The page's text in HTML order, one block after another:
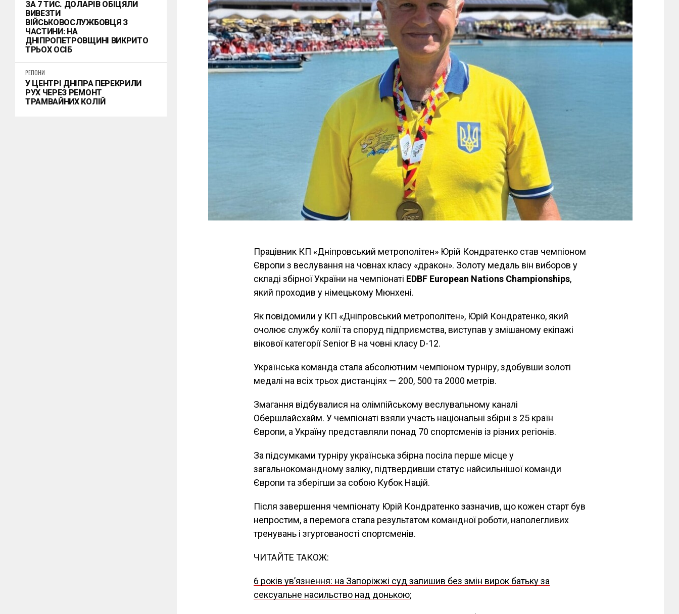
ЗА 7 ТИС. ДОЛАРІВ ОБІЦЯЛИ
ВИВЕЗТИ
ВІЙСЬКОВОСЛУЖБОВЦЯ З
ЧАСТИНИ: НА
ДНІПРОПЕТРОВЩИНІ ВИКРИТО
ТРЬОХ ОСІБ
РЕГІОНИ
У ЦЕНТРІ ДНІПРА ПЕРЕКРИЛИ
РУХ ЧЕРЕЗ РЕМОНТ
ТРАМВАЙНИХ КОЛІЙ
Працівник КП «Дніпровський метрополітен» Юрій Кондратенко став чемпіоном
Європи з веслування на човнах класу «дракон». Золоту медаль він виборов у
складі збірної України на чемпіонаті EDBF European Nations Championships,
який проходив у німецькому Мюнхені.
Як повідомили у КП «Дніпровський метрополітен», Юрій Кондратенко, який
очолює службу колії та споруд підприємства, виступав у змішаному екіпажі
вікової категорії Senior B на човні класу D-12.
Українська команда стала абсолютним чемпіоном турніру, здобувши золоті
медалі на всіх трьох дистанціях — 200, 500 та 2000 метрів.
Змагання відбувалися на олімпійському веслувальному каналі
Обершлайсхайм. У чемпіонаті взяли участь національні збірні з 25 країн
Європи, а Україну представляли понад 70 спортсменів із різних регіонів.
За підсумками турніру українська збірна посіла перше місце у
загальнокомандному заліку, підтвердивши статус найсильнішої команди
Європи та зберігши за собою Кубок Націй.
Після завершення чемпіонату Юрій Кондратенко зазначив, що кожен старт був
непростим, а перемога стала результатом командної роботи, наполегливих
тренувань і згуртованості спортсменів.
ЧИТАЙТЕ ТАКОЖ:
6 років увʼязнення: на Запоріжжі суд залишив без змін вирок батьку за
сексуальне насильство над донькою;